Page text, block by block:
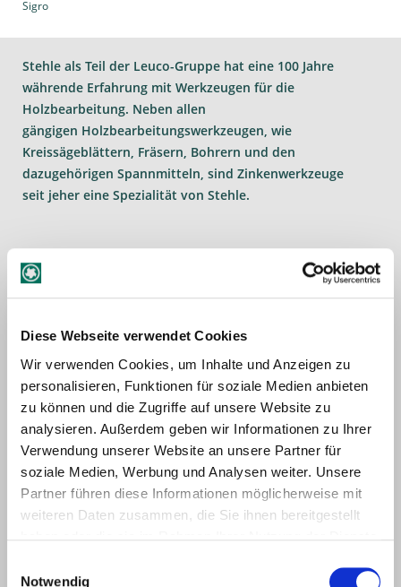
Diese Webseite verwendet Cookies
Wir verwenden Cookies, um Inhalte und Anzeigen zu
personalisieren, Funktionen für soziale Medien anbieten
zu können und die Zugriffe auf unsere Website zu
analysieren. Außerdem geben wir Informationen zu Ihrer
Verwendung unserer Website an unsere Partner für
soziale Medien, Werbung und Analysen weiter. Unsere
Partner führen diese Informationen möglicherweise mit
weiteren Daten zusammen, die Sie ihnen bereitgestellt
Notwendig
Sigro
Stehle als Teil der Leuco-Gruppe hat eine 100 Jahre
währende Erfahrung mit Werkzeugen für die
Holzbearbeitung. Neben allen
gängigen Holzbearbeitungswerkzeugen, wie
Kreissägeblättern, Fräsern, Bohrern und den
dazugehörigen Spannmitteln, sind Zinkenwerkzeuge
seit jeher eine Spezialität von Stehle.
Die ideale Materialausbeute ist bei der Möbel- und
Fensterkantelherstellung immer wieder Basis für
Innovationen. Dies gilt insbesondere für Längs- und
wo Stehle die Entwicklung und den Trend von der 10/11
mm zur 6/7 mm-Zinkenlänge erfolgreich begleiten durfte.
Hinsichtlich der Unterschiede zwischen den beiden
Zinkenlängen hebt man bei Stehle besonders den um 40 %
geringeren Verschnitt sowie eine 2 %ige Holzersparnis
hervor. Kleinere Zinken und ein geringerer
Schnittdruck ermöglichen höhere Vorschübe und kürzere
Taktzeiten. Kurze Hölzer ab 250 mm können problemlos
Sichtflächen reduzieren sich deutlich.